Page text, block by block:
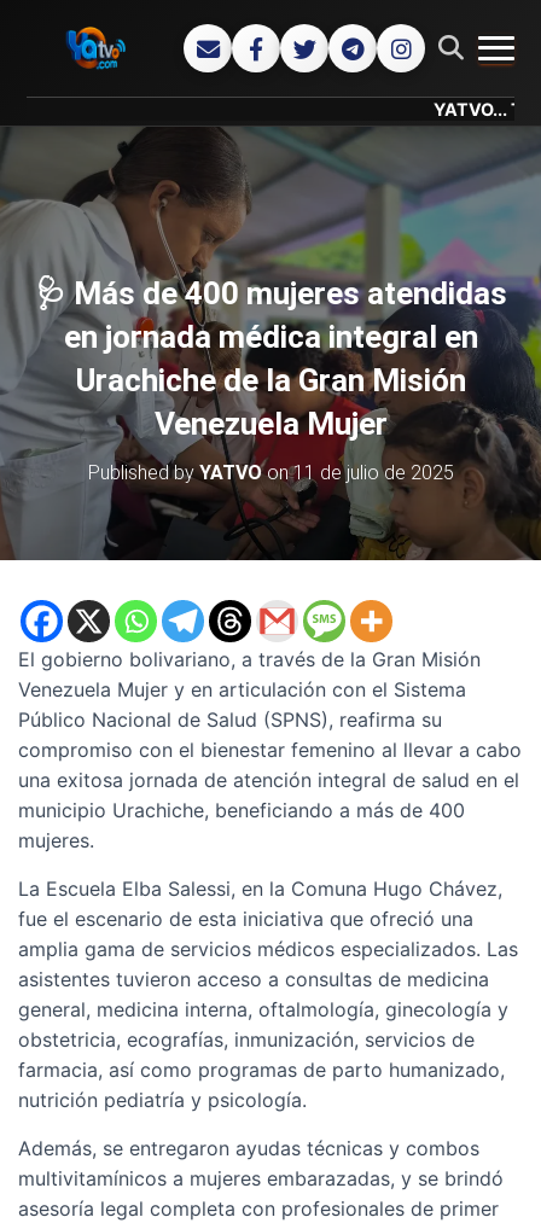
YATVO... Tu
🩺 Más de 400 mujeres atendidas
en jornada médica integral en
Urachiche de la Gran Misión
Venezuela Mujer
Published byYATVOon11 de julio de 2025
El gobierno bolivariano, a través de la Gran Misión
Venezuela Mujer y en articulación con el Sistema
Público Nacional de Salud (SPNS), reafirma su
compromiso con el bienestar femenino al llevar a cabo
una exitosa jornada de atención integral de salud en el
municipio Urachiche, beneficiando a más de 400
mujeres.
La Escuela Elba Salessi, en la Comuna Hugo Chávez,
fue el escenario de esta iniciativa que ofreció una
amplia gama de servicios médicos especializados. Las
asistentes tuvieron acceso a consultas de medicina
general, medicina interna, oftalmología, ginecología y
obstetricia, ecografías, inmunización, servicios de
farmacia, así como programas de parto humanizado,
nutrición pediatría y psicología.
Además, se entregaron ayudas técnicas y combos
multivitamínicos a mujeres embarazadas, y se brindó
asesoría legal completa con profesionales de primer